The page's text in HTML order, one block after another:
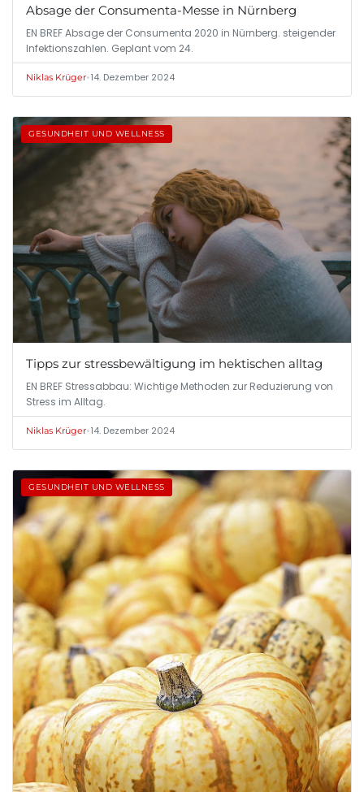
Absage der Consumenta-Messe in Nürnberg
EN BREF Absage der Consumenta 2020 in Nürnberg. steigender
Infektionszahlen. Geplant vom 24.
Niklas Krüger•14. Dezember 2024
GESUNDHEIT UND WELLNESS
Tipps zur stressbewältigung im hektischen alltag
EN BREF Stressabbau: Wichtige Methoden zur Reduzierung von
Stress im Alltag.
Niklas Krüger•14. Dezember 2024
GESUNDHEIT UND WELLNESS